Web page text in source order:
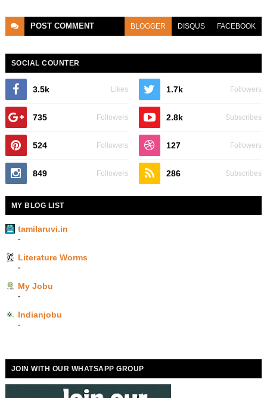
POST COMMENT BLOGGER DISQUS FACEBOOK
SOCIAL COUNTER
3.5k Likes 1.7k Followers
735 Followers 2.8k Subscribes
524 Followers 127 Followers
849 Followers 286 Subscribes
MY BLOG LIST
tamilaruvi.in
-
Literature Worms
-
My Jobu
-
Indianjobu
-
JOIN WITH OUR WHATSAPP GROUP